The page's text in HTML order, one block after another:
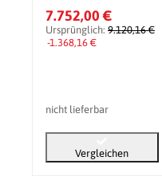
Erdgas G31
(Propangas) -
Glasscheibe: ohne
7.752,00 €
Ursprünglich: 9.120,16 €
-1.368,16 €
nicht lieferbar
Vergleichen